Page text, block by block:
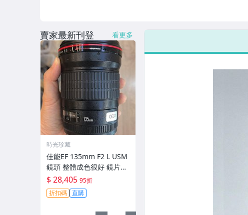
賣家最新刊登 看更多
時光珍藏
佳能EF 135mm F2 L USM
鏡頭 整體成色很好 鏡片完
美無劃痕 功能一切正常 無
拆修無-3430
$ 28,405 95折
折扣碼 直購